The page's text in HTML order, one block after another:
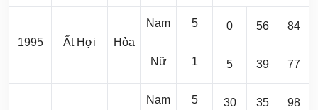
1995 Ất Hợi Hỏa
Nam 5 0 56 84
Nữ 1 5 39 77
Nam 5 30 35 98